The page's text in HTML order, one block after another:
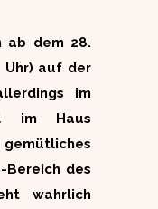
ab dem 28.
Uhr) auf der
im
im Haus
Bereich des
wahrlich